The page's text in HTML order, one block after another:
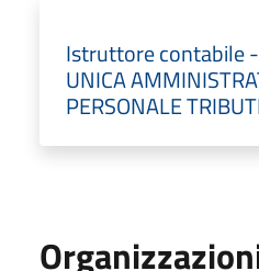
Istruttore contabile
UNICA
PERSONALE